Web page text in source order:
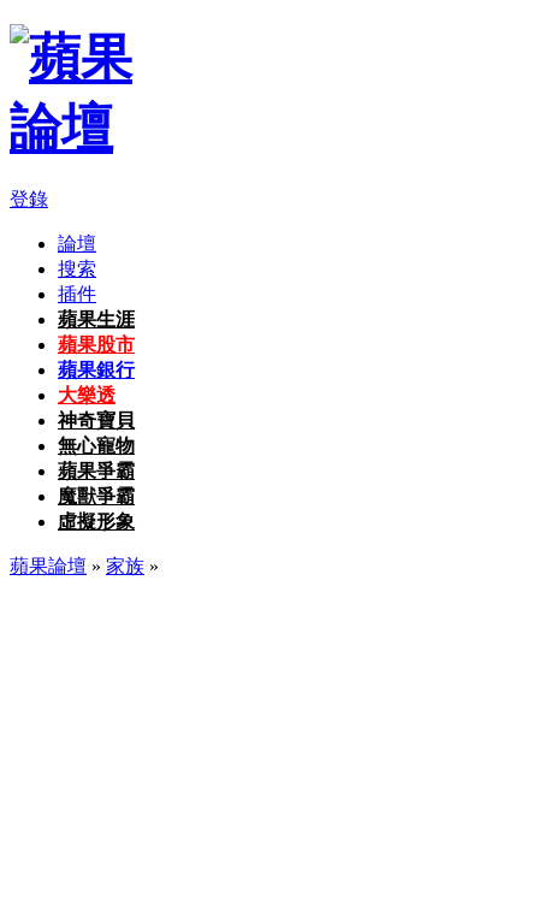
登錄
論壇
搜索
插件
蘋果生涯
蘋果股市
蘋果銀行
大樂透
神奇寶貝
無心寵物
蘋果爭霸
魔獸爭霸
虛擬形象
蘋果論壇 » 家族 »